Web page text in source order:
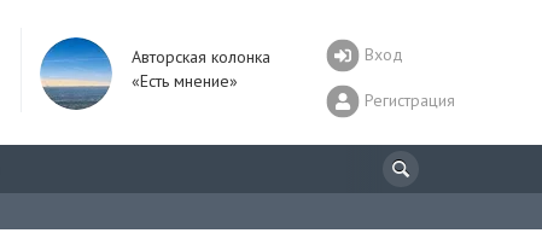
Авторская колонка
«Есть мнение»
Вход
Регистрация